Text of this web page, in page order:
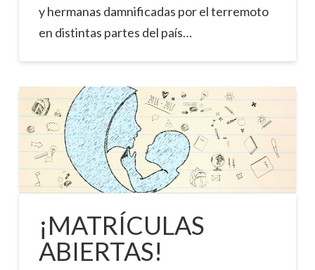
y hermanas damnificadas por el terremoto
en distintas partes del país…
¡MATRÍCULAS
ABIERTAS!